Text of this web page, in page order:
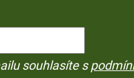
souhlasíte s